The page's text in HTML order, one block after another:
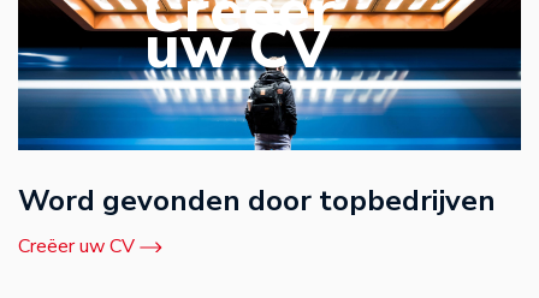
uw CV
Word gevonden door topbedrijven
Creëer uw CV